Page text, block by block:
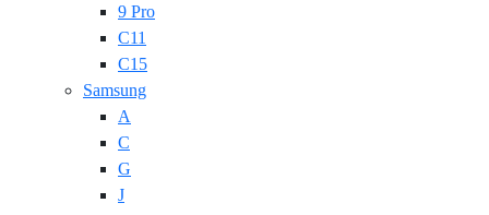
9 Pro
C11
C15
Samsung
A
C
G
J